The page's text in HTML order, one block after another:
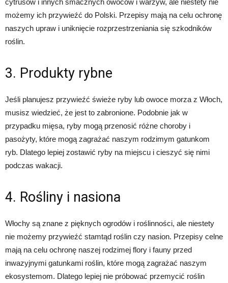
możemy ich przywieźć do Polski. Przepisy mają na celu ochronę
naszych upraw i uniknięcie rozprzestrzeniania się szkodników
roślin.
3. Produkty rybne
Jeśli planujesz przywieźć świeże ryby lub owoce morza z Włoch,
musisz wiedzieć, że jest to zabronione. Podobnie jak w
przypadku mięsa, ryby mogą przenosić różne choroby i
pasożyty, które mogą zagrażać naszym rodzimym gatunkom
ryb. Dlatego lepiej zostawić ryby na miejscu i cieszyć się nimi
podczas wakacji.
4. Rośliny i nasiona
Włochy są znane z pięknych ogrodów i roślinności, ale niestety
nie możemy przywieźć stamtąd roślin czy nasion. Przepisy celne
mają na celu ochronę naszej rodzimej flory i fauny przed
inwazyjnymi gatunkami roślin, które mogą zagrażać naszym
ekosystemom. Dlatego lepiej nie próbować przemycić roślin